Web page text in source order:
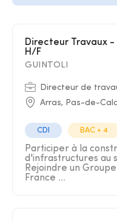
Directeur Travaux - Terrassement / VRD
H/F
GUINTOLI
Directeur de
Arras, Pas-de-
CDI BAC + 4
Participer à la
d'infrastructures au
Rejoindre un
France ...